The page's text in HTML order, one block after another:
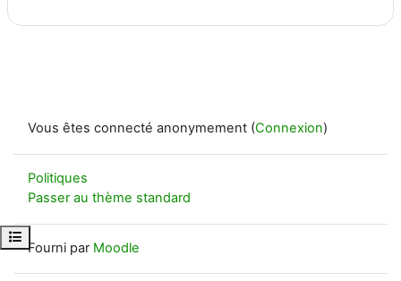
Ouvrir l’index du cours
Vous êtes connecté anonymement (Connexion)
Politiques
Passer au thème standard
Fourni par Moodle